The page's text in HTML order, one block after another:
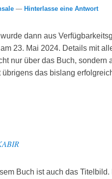
— Hinterlasse eine Antwort
dann aus
23. Mai 2024. Details mit
nur über das Buch, sondern
das bislang
Buch ist auch das